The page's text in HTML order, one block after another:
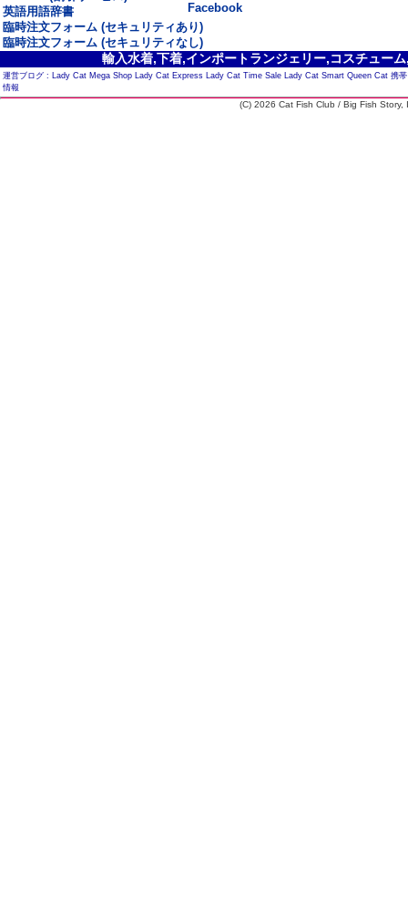
英語用語辞書
Facebook
臨時注文フォーム (セキュリティあり)
臨時注文フォーム (セキュリティなし)
輸入水着,下着,インポートランジェリー,コスチュー
運営ブログ : Lady Cat Mega Shop Lady Cat Express Lady Cat Time Sale Lady Cat Smart Queen Cat 携
情報
(C) 2026 Cat Fish Club / Big Fish Story,